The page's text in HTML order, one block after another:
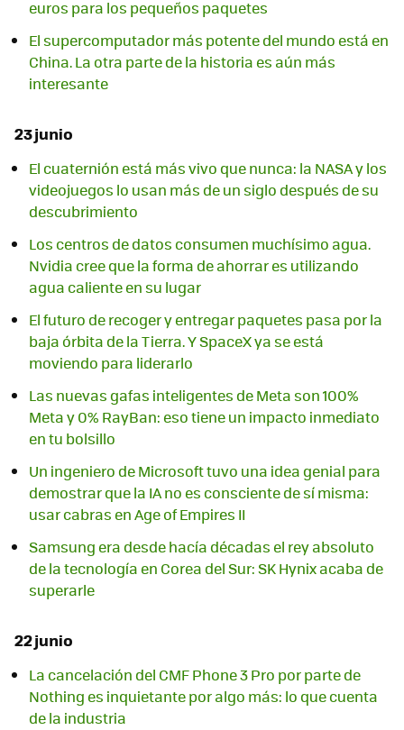
euros para los pequeños paquetes
El supercomputador más potente del mundo está en
China. La otra parte de la historia es aún más
interesante
23 junio
El cuaternión está más vivo que nunca: la NASA y los
videojuegos lo usan más de un siglo después de su
descubrimiento
Los centros de datos consumen muchísimo agua.
Nvidia cree que la forma de ahorrar es utilizando
agua caliente en su lugar
El futuro de recoger y entregar paquetes pasa por la
baja órbita de la Tierra. Y SpaceX ya se está
moviendo para liderarlo
Las nuevas gafas inteligentes de Meta son 100%
Meta y 0% RayBan: eso tiene un impacto inmediato
en tu bolsillo
Un ingeniero de Microsoft tuvo una idea genial para
demostrar que la IA no es consciente de sí misma:
usar cabras en Age of Empires II
Samsung era desde hacía décadas el rey absoluto
de la tecnología en Corea del Sur: SK Hynix acaba de
superarle
22 junio
La cancelación del CMF Phone 3 Pro por parte de
Nothing es inquietante por algo más: lo que cuenta
de la industria